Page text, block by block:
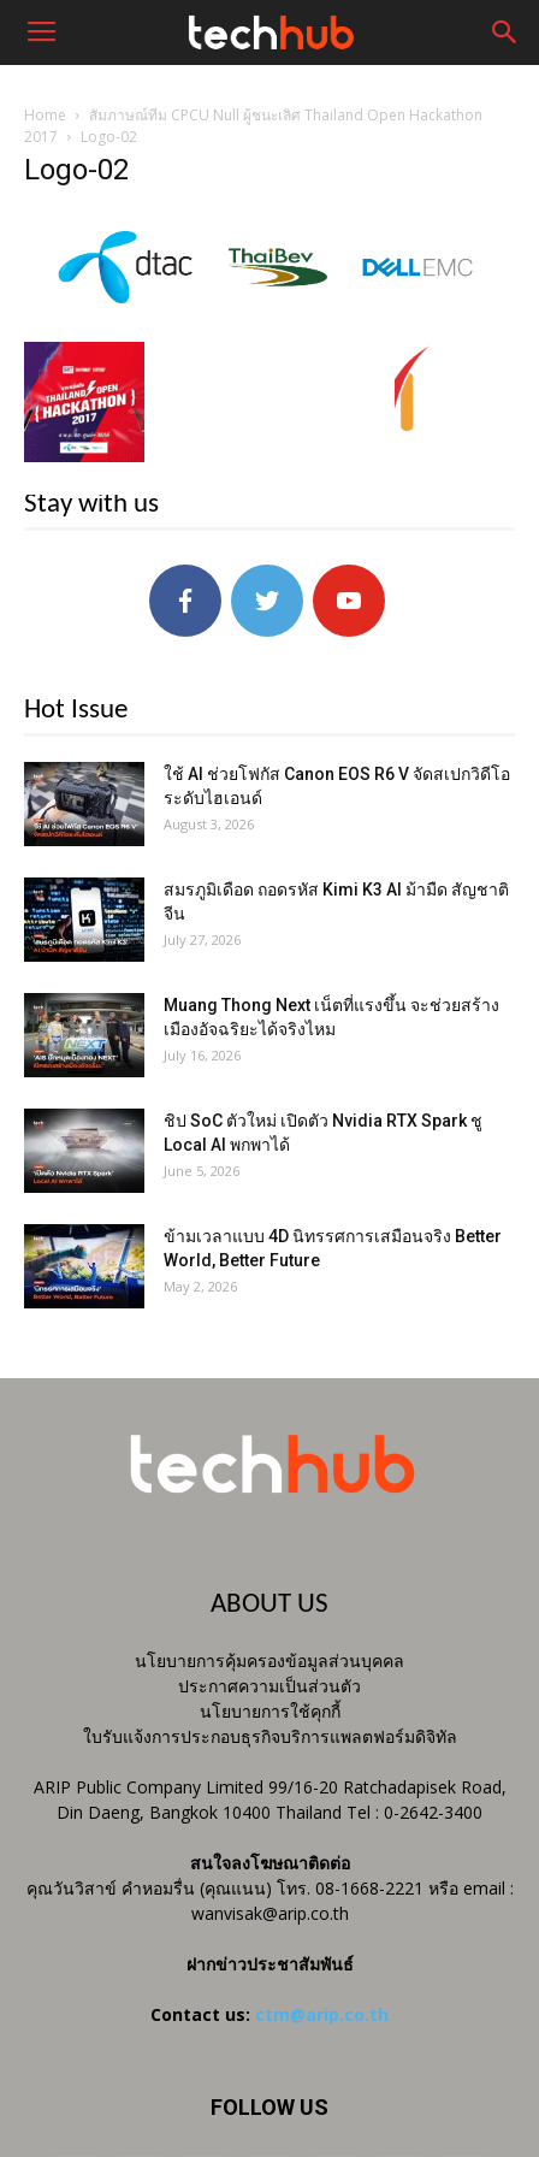
Home
สัมภาษณ์ทีม CPCU Null ผู้ชนะเลิศ Thailand Open Hackathon
2017
Logo-02
Logo-02
Stay with us
Hot Issue
ใช้ AI ช่วยโฟกัส Canon EOS R6 V จัดสเปกวิดีโอ
ระดับไฮเอนด์
August 3, 2026
สมรภูมิเดือด ถอดรหัส Kimi K3 AI ม้ามืด สัญชาติ
จีน
July 27, 2026
Muang Thong Next เน็ตที่แรงขึ้น จะช่วยสร้าง
เมืองอัจฉริยะได้จริงไหม
July 16, 2026
ชิป SoC ตัวใหม่ เปิดตัว Nvidia RTX Spark ชู
Local AI พกพาได้
June 5, 2026
ข้ามเวลาแบบ 4D นิทรรศการเสมือนจริง Better
World, Better Future
May 2, 2026
ABOUT US
นโยบายการคุ้มครองข้อมูลส่วนบุคคล
ประกาศความเป็นส่วนตัว
นโยบายการใช้คุกกี้
ใบรับแจ้งการประกอบธุรกิจบริการแพลตฟอร์มดิจิทัล
ARIP Public Company Limited 99/16-20 Ratchadapisek Road,
Din Daeng, Bangkok 10400 Thailand Tel : 0-2642-3400
สนใจลงโฆษณาติดต่อ
คุณวันวิสาข์ คำหอมรื่น (คุณแนน) โทร. 08-1668-2221 หรือ email :
wanvisak@arip.co.th
ฝากข่าวประชาสัมพันธ์
Contact us: ctm@arip.co.th
FOLLOW US